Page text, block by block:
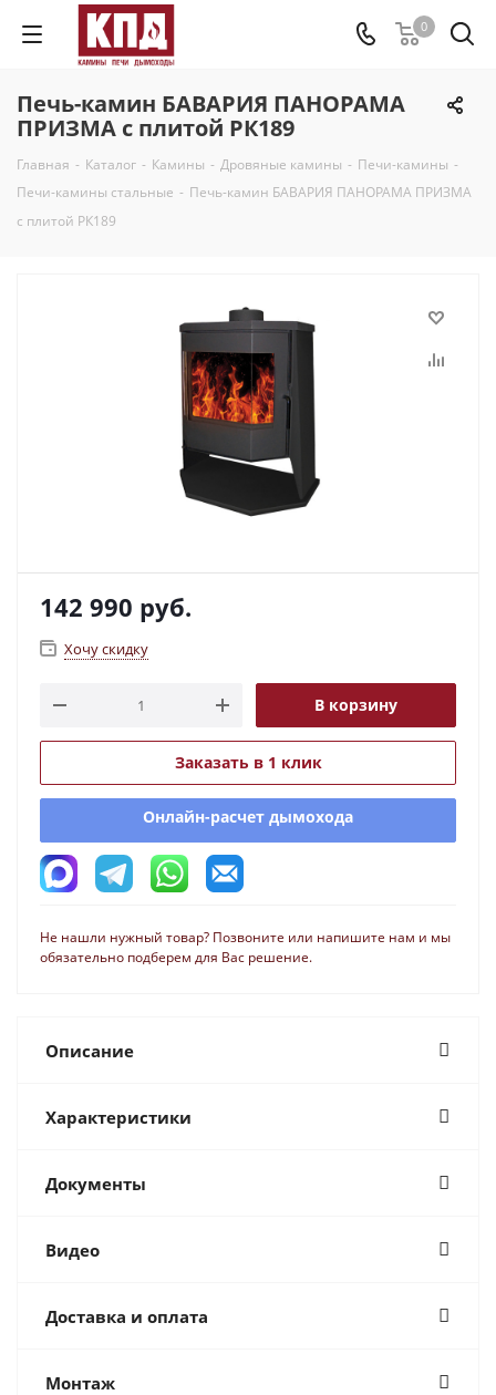
0
Печь-камин БАВАРИЯ ПАНОРАМА
ПРИЗМА с плитой РК189
Главная - Каталог - Камины - Дровяные камины - Печи-камины -
Печи-камины стальные - Печь-камин БАВАРИЯ ПАНОРАМА ПРИЗМА
с плитой РК189
142 990 руб.
Хочу скидку
В корзину
Заказать в 1 клик
Онлайн-расчет дымохода
Не нашли нужный товар? Позвоните или напишите нам и мы
обязательно подберем для Вас решение.
Описание
Характеристики
Документы
Видео
Доставка и оплата
Монтаж